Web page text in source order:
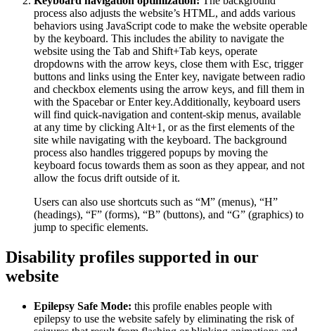
process also adjusts the website’s HTML, and adds various
behaviors using JavaScript code to make the website operable
by the keyboard. This includes the ability to navigate the
website using the Tab and Shift+Tab keys, operate
dropdowns with the arrow keys, close them with Esc, trigger
buttons and links using the Enter key, navigate between radio
and checkbox elements using the arrow keys, and fill them in
with the Spacebar or Enter key.Additionally, keyboard users
will find quick-navigation and content-skip menus, available
at any time by clicking Alt+1, or as the first elements of the
site while navigating with the keyboard. The background
process also handles triggered popups by moving the
keyboard focus towards them as soon as they appear, and not
allow the focus drift outside of it.
Users can also use shortcuts such as “M” (menus), “H”
(headings), “F” (forms), “B” (buttons), and “G” (graphics) to
jump to specific elements.
Disability profiles supported in our
website
Epilepsy Safe Mode: this profile enables people with
epilepsy to use the website safely by eliminating the risk of